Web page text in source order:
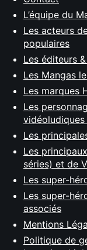
L’équipe du
Les acteurs
populaires
Les éditeurs
Les Mangas
Les marques
Les
Les
Les
séries) et de
Les super-
Les super-
associés
Mentions
Politique de